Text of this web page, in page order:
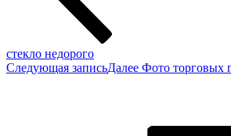
стекло недорого
Следующая записьДалее Фото торговых